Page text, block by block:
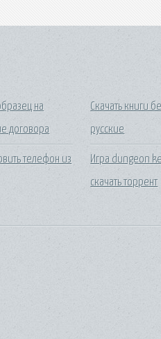
на
договора
телефон из
Скачать книги
русские
Игра dungeon
скачать торрент